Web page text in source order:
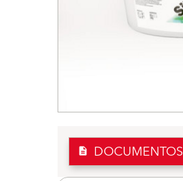
description DOCUMENTOS